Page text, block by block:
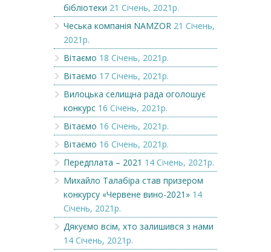
бібліотеки 21 Січень, 2021р.
Чеська компанія NAMZOR 21 Січень,
2021р.
Вітаємо 18 Січень, 2021р.
Вітаємо 17 Січень, 2021р.
Вилоцька селищна рада оголошує
конкурс 16 Січень, 2021р.
Вітаємо 16 Січень, 2021р.
Вітаємо 16 Січень, 2021р.
Передплата – 2021 14 Січень, 2021р.
Михайло Талабіра став призером
конкурсу «Червене вино-2021» 14
Січень, 2021р.
Дякуємо всім, хто залишився з нами
14 Січень, 2021р.